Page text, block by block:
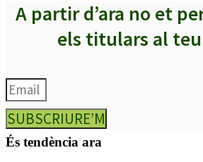
A partir d’ara no et
els titulars al
SUBSCRIURE’M
És tendència ara